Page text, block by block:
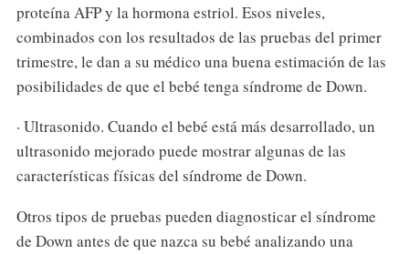
proteína AFP y la hormona estriol. Esos niveles,
combinados con los resultados de las pruebas del primer
trimestre, le dan a su médico una buena estimación de las
posibilidades de que el bebé tenga síndrome de Down.
· Ultrasonido. Cuando el bebé está más desarrollado, un
ultrasonido mejorado puede mostrar algunas de las
características físicas del síndrome de Down.
Otros tipos de pruebas pueden diagnosticar el síndrome
de Down antes de que nazca su bebé analizando una